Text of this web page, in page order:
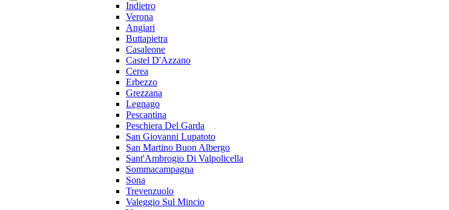
Indietro
Verona
Angiari
Buttapietra
Casaleone
Castel D'Azzano
Cerea
Erbezzo
Grezzana
Legnago
Pescantina
Peschiera Del Garda
San Giovanni Lupatoto
San Martino Buon Albergo
Sant'Ambrogio Di Valpolicella
Sommacampagna
Sona
Trevenzuolo
Valeggio Sul Mincio